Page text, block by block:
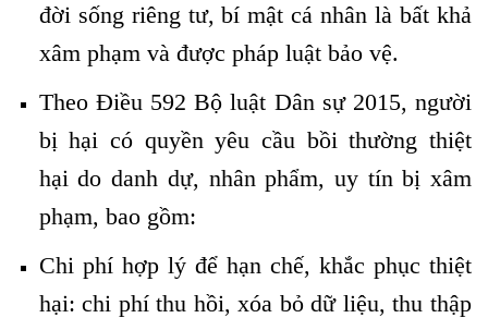
đời sống riêng tư, bí mật cá nhân là bất khả
xâm phạm và được pháp luật bảo vệ.
Theo Điều 592 Bộ luật Dân sự 2015, người
bị hại có quyền yêu cầu bồi thường thiệt
hại do danh dự, nhân phẩm, uy tín bị xâm
phạm, bao gồm:
Chi phí hợp lý để hạn chế, khắc phục thiệt
hại: chi phí thu hồi, xóa bỏ dữ liệu, thu thập